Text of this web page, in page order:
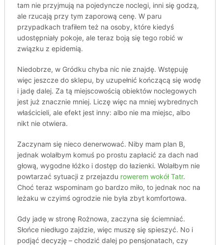
tam nie przyjmują na pojedyncze noclegi, inni się godzą,
ale rzucają przy tym zaporową cenę. W paru
przypadkach trafiłem też na osoby, które kiedyś
udostępniały pokoje, ale teraz boją się tego robić w
związku z epidemią.
Niedobrze, w Gródku chyba nic nie znajdę. Wstępuję
więc jeszcze do sklepu, by uzupełnić kończącą się wodę
i jadę dalej. Za tą miejscowością obiektów noclegowych
jest już znacznie mniej. Liczę więc na mniej wybrednych
właścicieli, ale efekt jest inny: albo nie ma miejsc, albo
nikt nie otwiera.
Zaczynam się nieco denerwować. Niby mam plan B,
jednak wolałbym komuś po prostu zapłacić za dach nad
głową, wygodne łóżko i dostęp do łazienki. Wolałbym nie
powtarzać sytuacji z przejazdu rowerem wokół Tatr.
Choć teraz wspominam go bardzo miło, to jednak noc na
leżaku w czyimś ogrodzie nie była zbyt komfortowa.
Gdy jadę w stronę Rożnowa, zaczyna się ściemniać.
Słońce niedługo zajdzie, więc muszę się spieszyć. No i
podjąć decyzję – chodzić dalej po pensjonatach, czy